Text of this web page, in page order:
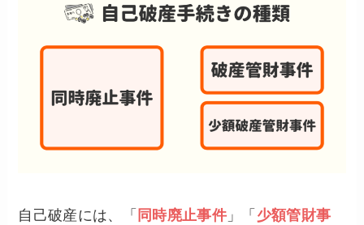
自己破産には、「 同時廃止事件」「 少額管財事